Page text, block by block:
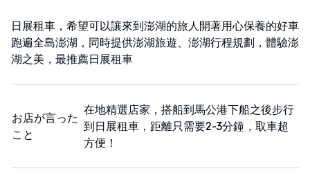
日展租車，希望可以讓來到澎湖的旅人開著用心保養的好車
跑遍全島澎湖，同時提供澎湖旅遊、澎湖行程規劃，體驗澎
湖之美，最推薦日展租車
お店が言った
こと
在地精選店家，搭船到馬公港下船之後步行
到日展租車，距離只需要2-3分鐘，取車超
方便！